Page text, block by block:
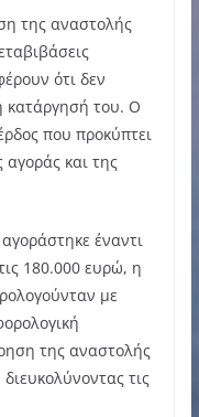
της αναστολής
ότι δεν
κατάργησή του. Ο
που προκύπτει
και της
έναντι
180.000 ευρώ, η
με
της αναστολής
τις